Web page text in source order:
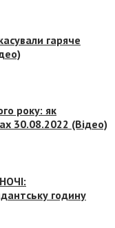
гаряче
року: як
30.08.2022 (Відео)
годину